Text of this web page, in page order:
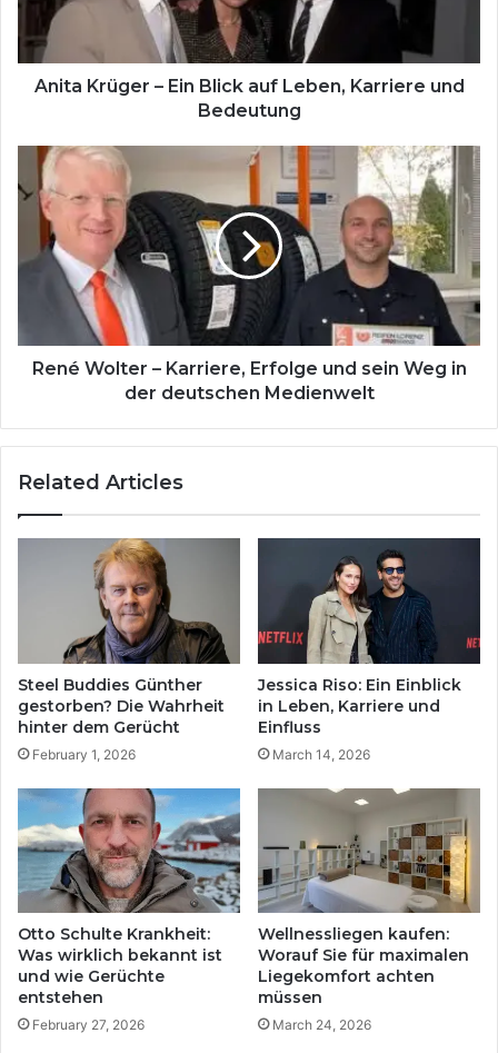
Leben,
Karriere
und
Bedeutung
Anita Krüger – Ein Blick auf Leben, Karriere und
Bedeutung
René
Wolter
–
Karriere,
Erfolge
in
derRené Wolter – Karriere, Erfolge und sein Weg in
der deutschen Medienwelt
Related Articles
Steel Buddies Günther
gestorben? Die Wahrheit
hinter dem Gerücht
February 1, 2026
Jessica Riso: Ein Einblick
in Leben, Karriere und
Einfluss
March 14, 2026
Otto Schulte Krankheit:
Was wirklich bekannt ist
und wie Gerüchte
entstehen
February 27, 2026
Wellnessliegen kaufen:
Worauf Sie für maximalen
Liegekomfort achten
müssen
March 24, 2026